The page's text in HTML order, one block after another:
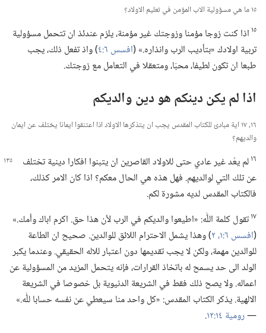
١٥ ما هي مسؤولية الاب المؤمن في تعليم الاولاد؟‏
١٥ اذا كنت زوجا مؤمنا وزوجتك غير مؤمنة،‏ يلزم عندئذ ان تتحمل مسؤولية
تربية اولادك «بتأديب الرب وانذاره.‏» (‏افسس ٦:‏٤
‏)‏ واذ تفعل ذلك،‏ يجب
طبعا ان تكون لطيفا،‏ محبّا،‏ ومتعقلا في التعامل مع زوجتك.‏
اذا لم يكن دينكم هو دين والديكم
١٦،‏ ١٧ اية مبادئ للكتاب المقدس يجب ان يتذكرها الاولاد اذا اعتنقوا ايمانا يختلف عن ايمان
والديهم؟‏
١٦لم يعُد غير عادي حتى للاولاد القاصرين ان يتبنوا افكارا دينية تختلف
عن تلك التي لوالديهم.‏ فهل هذه هي الحال معكم؟‏ اذا كان الامر كذلك،‏
فالكتاب المقدس لديه مشورة لكم.‏
١٧تقول كلمة اللّٰه:‏ «اطيعوا والديكم في الرب لأن هذا حق.‏ اكرم اباك وأمك.‏»
(‏افسس ٦:‏​١،‏ ٢
‏)‏ وهذا يشمل الاحترام اللائق للوالدين.‏ صحيح ان الطاعة
للوالدين مهمة،‏ ولكن لا يجب تقديمها دون اعتبار للاله الحقيقي.‏ وعندما يكبر
الولد الى حد يسمح له باتخاذ القرارات،‏ فإنه يتحمل المزيد من المسؤولية عن
اعماله.‏ ولا يصح ذلك فقط في الشريعة الدنيوية بل خصوصا في الشريعة
الالهية.‏ يذكر الكتاب المقدس:‏ «كل واحد منا سيعطي عن نفسه حسابا للّٰه.‏»
—‏رومية ١٤:‏١٢ ‏.‏